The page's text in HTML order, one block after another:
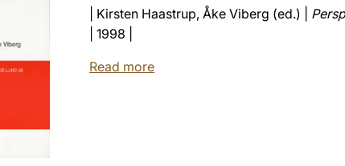
| Kirsten Haastrup, Åke Viberg (ed.) |
| 1998 |
Read more